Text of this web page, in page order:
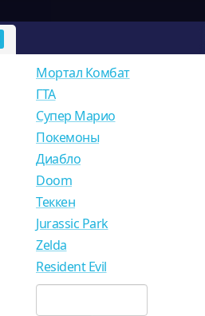
Мортал Комбат
ГТА
Супер Марио
Покемоны
Диабло
Doom
Теккен
Jurassic Park
Zelda
Resident Evil